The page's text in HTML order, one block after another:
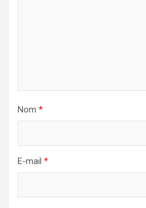
Nom *
E-mail *